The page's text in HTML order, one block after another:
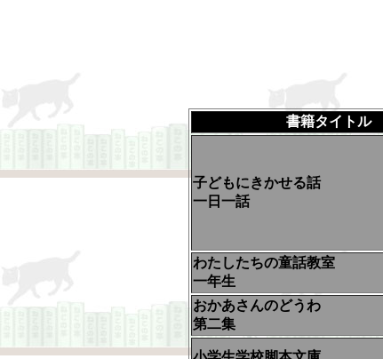
書籍タイトル
子どもにきかせる話
一日一話
わたしたちの童話教室
一年生
おかあさんのどうわ
第二集